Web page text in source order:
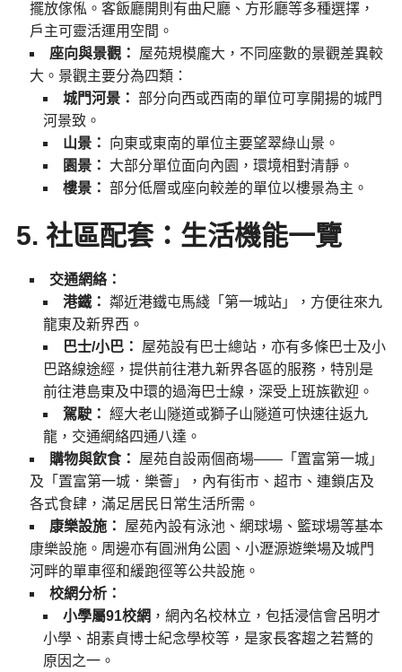
擺放傢俬。客飯廳開則有曲尺廳、方形廳等多種選擇，
戶主可靈活運用空間。
座向與景觀：
屋苑規模龐大，不同座數的景觀差異較
大。景觀主要分為四類：
城門河景： 部分向西或西南的單位可享開揚的城門
河景致。
山景：
向東或東南的單位主要望翠綠山景。
園景：
大部分單位面向內園，環境相對清靜。
樓景： 部分低層或座向較差的單位以樓景為主。
5. 社區配套：生活機能一覽
交通網絡：
港鐵： 鄰近港鐵屯馬綫「第一城站」，方便往來九
龍東及新界西。
巴士/小巴：
屋苑設有巴士總站，亦有多條巴士及小
巴路線途經，提供前往港九新界各區的服務，特別是
前往港島東及中環的過海巴士線，深受上班族歡迎。
駕駛： 經大老山隧道或獅子山隧道可快速往返九
龍，交通網絡四通八達。
購物與飲食：
屋苑自設兩個商場——「置富第一城」
及「置富第一城．樂薈」，內有街市、超市、連鎖店及
各式食肆，滿足居民日常生活所需。
康樂設施：
屋苑內設有泳池、網球場、籃球場等基本
康樂設施。周邊亦有圓洲角公園、小瀝源遊樂場及城門
河畔的單車徑和緩跑徑等公共設施。
校網分析：
小學屬91校網 ，網內名校林立，包括浸信會呂明才
小學、胡素貞博士紀念學校等，是家長客趨之若鶩的
原因之一。